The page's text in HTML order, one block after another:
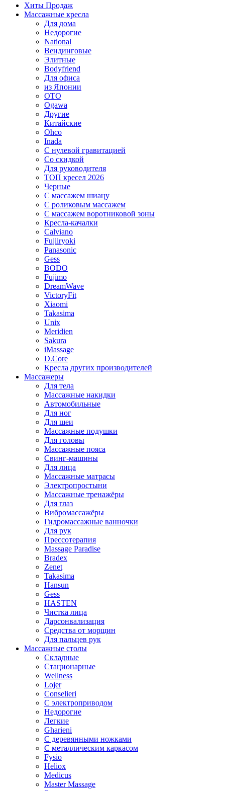
Хиты Продаж
Массажные кресла
Для дома
Недорогие
National
Вендинговые
Элитные
Bodyfriend
Для офиса
из Японии
OTO
Ogawa
Другие
Китайские
Ohco
Inada
С нулевой гравитацией
Со скидкой
Для руководителя
ТОП кресел 2026
Черные
С массажем шиацу
С роликовым массажем
С массажем воротниковой зоны
Кресла-качалки
Calviano
Fujiiryoki
Panasonic
Gess
BODO
Fujimo
DreamWave
VictoryFit
Xiaomi
Takasima
Unix
Meridien
Sakura
iMassage
D.Core
Кресла других производителей
Массажеры
Для тела
Массажные накидки
Автомобильные
Для ног
Для шеи
Массажные подушки
Для головы
Массажные пояса
Свинг-машины
Для лица
Массажные матрасы
Электропростыни
Массажные тренажёры
Для глаз
Вибромассажёры
Гидромассажные ванночки
Для рук
Прессотерапия
Massage Paradise
Bradex
Zenet
Takasima
Hansun
Gess
HASTEN
Чистка лица
Дарсонвализация
Средства от морщин
Для пальцев рук
Массажные столы
Складные
Стационарные
Wellness
Lojer
Conselieri
С электроприводом
Недорогие
Легкие
Gharieni
С деревянными ножками
С металлическим каркасом
Fysio
Heliox
Medicus
Master Massage